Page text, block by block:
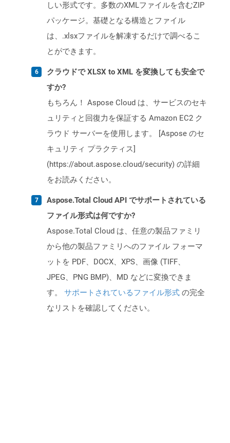
しい形式です。多数のXMLファイルを含むZIP
パッケージ。基礎となる構造とファイル
は、.xlsxファイルを解凍するだけで調べるこ
とができます。
クラウドで XLSX to XML を変換しても安全で
すか?
もちろん！ Aspose Cloud は、サービスのセキ
ュリティと回復力を保証する Amazon EC2 ク
ラウド サーバーを使用します。 [Aspose のセ
キュリティ プラクティス]
(https://about.aspose.cloud/security) の詳細
をお読みください。
Aspose.Total Cloud API でサポートされている
ファイル形式は何ですか?
Aspose.Total Cloud は、任意の製品ファミリ
から他の製品ファミリへのファイル フォーマ
ットを PDF、DOCX、XPS、画像 (TIFF、
JPEG、PNG BMP)、MD などに変換できま
す。 サポートされているファイル形式 の完全
なリストを確認してください。